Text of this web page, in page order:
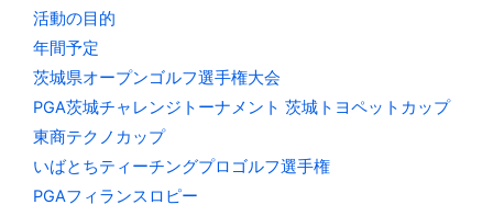
活動の目的
年間予定
茨城県オープンゴルフ選手権大会
PGA茨城チャレンジトーナメント 茨城トヨペットカップ
東商テクノカップ
いばとちティーチングプロゴルフ選手権
PGAフィランスロピー